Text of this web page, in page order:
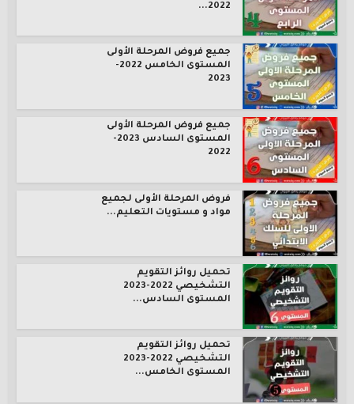
2022...
جميع فروض المرحلة الأولى
المستوى الخامس 2022-
2023
جميع فروض المرحلة الأولى
المستوى السادس 2023-
2022
فروض المرحلة الأولى لجميع
مواد و مستويات التعليم...
تحميل روائز التقويم
التشخيصي 2022-2023
المستوى السادس...
تحميل روائز التقويم
التشخيصي 2022-2023
المستوى الخامس...